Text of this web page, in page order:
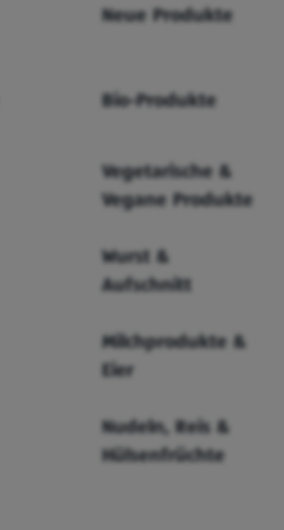
Neue Produkte
Bio-Produkte
Vegetarische &
Vegane Produkte
Wurst &
Aufschnitt
Milchprodukte &
Eier
Nudeln, Reis &
Hülsenfrüchte